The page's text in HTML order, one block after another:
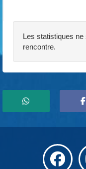
Les statistiques
rencontre.